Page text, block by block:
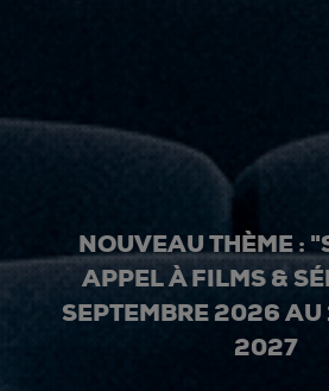
NOUVEAU THÈME :
APPEL À FILMS &
SEPTEMBRE 2026
2027